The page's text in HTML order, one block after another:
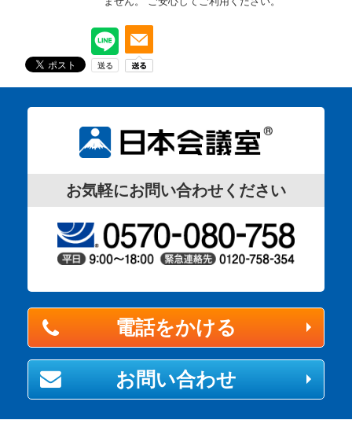
お気軽にお問い合わせください
電話をかける
お問い合わせ